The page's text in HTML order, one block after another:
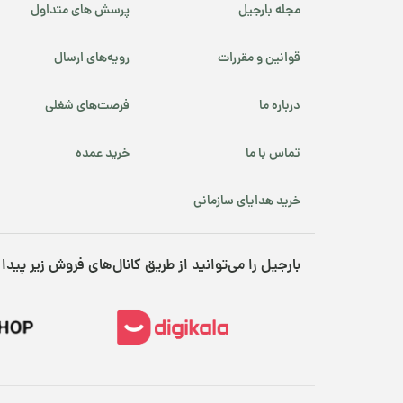
محصولات ارگانیک
یلدا
مجله بارجیل پرسش های متداول
قوانین و مقررات رویه‌های ارسال
درباره ما فرصت‌های شغلی
تماس با ما خرید عمده
خرید هدایای سازمانی
بارجیل را می‌توانید از طریق کانال‌های فروش زیر